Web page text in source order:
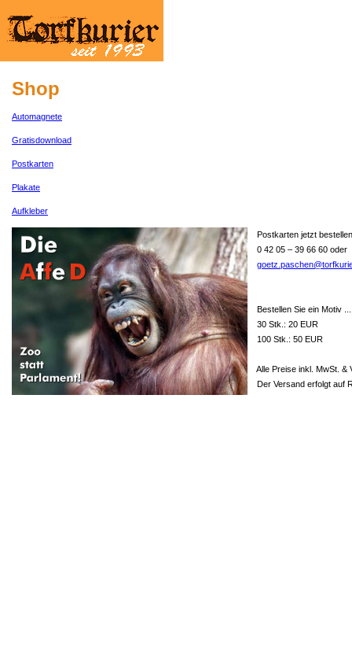
Shop
Automagnete
Gratisdownload
Postkarten
Plakate
Aufkleber
Postkarten jetzt
0 42 05 – 39 66 60 oder
Bestellen Sie ein Motiv ...
30 Stk.: 20 EUR
100 Stk.: 50 EUR
Alle Preise inkl. MwSt. &
Der Versand erfolgt auf